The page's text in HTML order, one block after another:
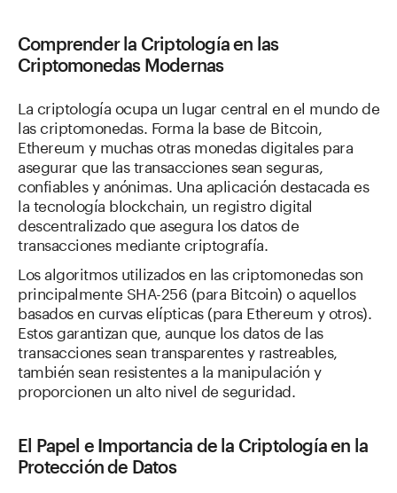
Comprender la Criptología en las
Criptomonedas Modernas
La criptología ocupa un lugar central en el mundo de
las criptomonedas. Forma la base de Bitcoin,
Ethereum y muchas otras monedas digitales para
asegurar que las transacciones sean seguras,
confiables y anónimas. Una aplicación destacada es
la tecnología blockchain, un registro digital
descentralizado que asegura los datos de
transacciones mediante criptografía.
Los algoritmos utilizados en las criptomonedas son
principalmente SHA-256 (para Bitcoin) o aquellos
basados en curvas elípticas (para Ethereum y otros).
Estos garantizan que, aunque los datos de las
transacciones sean transparentes y rastreables,
también sean resistentes a la manipulación y
proporcionen un alto nivel de seguridad.
El Papel e Importancia de la Criptología en la
Protección de Datos